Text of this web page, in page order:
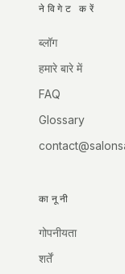
नेविगेट करें
ब्लॉग
हमारे बारे में
FAQ
Glossary
कानूनी
गोपनीयता
शर्तें